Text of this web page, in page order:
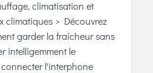
climatisation et
climatiques > Découvrez
garder la fraîcheur sans
intelligemment le
l'interphone